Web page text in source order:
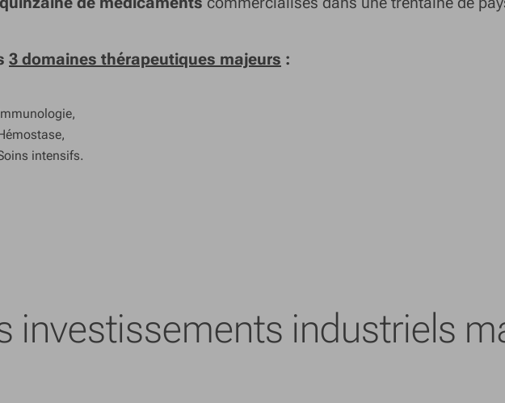
3 domaines thérapeutiques majeurs :
intensifs.
investissements industriels